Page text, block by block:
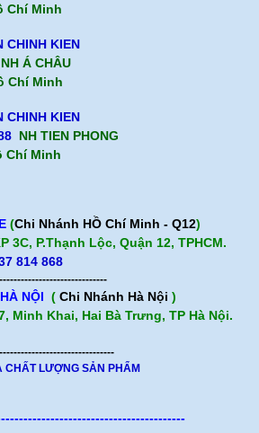
Chí Minh
CHINH KIEN
NH Á CHÂU
Chí Minh
CHINH KIEN
NH TIEN PHONG
Chí Minh
(Chi Nhánh HỒ Chí Minh - Q12)
3C, P.Thạnh Lộc, Quận 12, TPHCM.
814 868
NỘI ( Chi Nhánh Hà Nội )
Minh Khai, Hai Bà Trưng, TP Hà Nội.
CHẤT LƯỢNG SẢN PHẨM